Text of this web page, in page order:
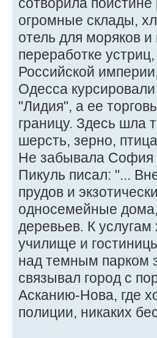
огромные склады,
отель для моряков
переработке
Российской
Одесса
"Лидия", а ее
границу. Здесь шла
шерсть, зерно,
Не забывала София
Пикуль писал: "...
прудов и
односемейные
деревьев. К
училище и
над темным парком
связывал город с
Асканию-Нова, где
полиции, никаких